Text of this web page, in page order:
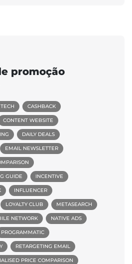
promoção
CASHBACK
CONTENT WEBSITE
DAILY DEALS
EMAIL NEWSLETTER
GUIDE INCENTIVE
INFLUENCER
LOYALTY CLUB METASEARCH
NETWORK NATIVE ADS
PROGRAMMATIC
RETARGETING EMAIL
PRICE COMPARISON